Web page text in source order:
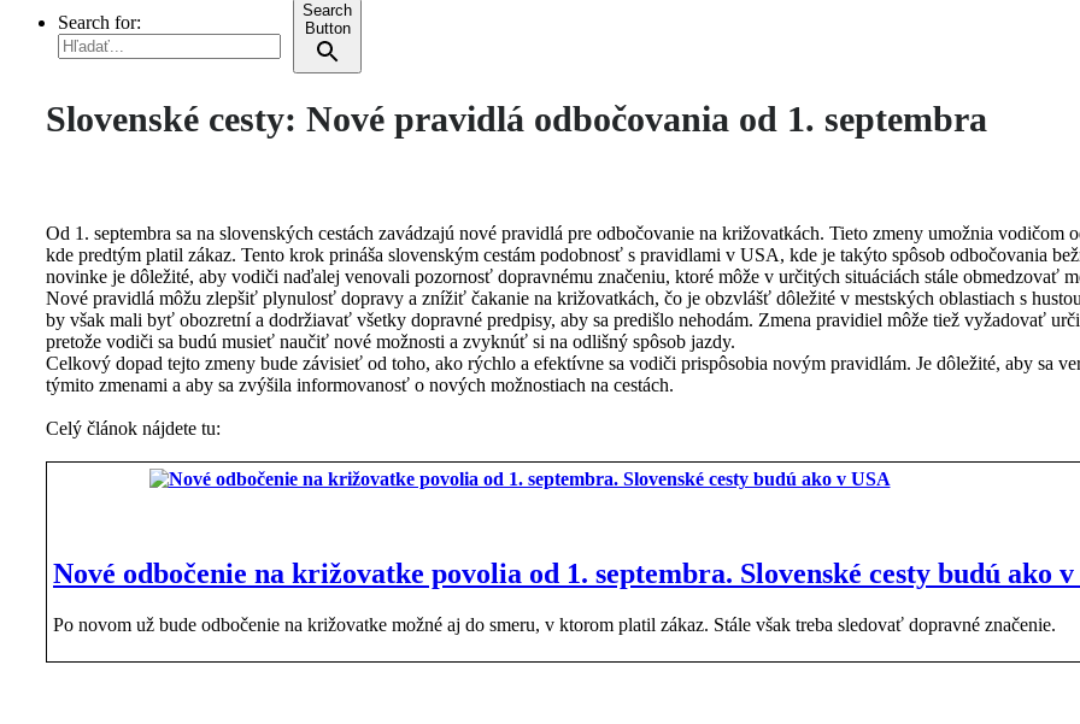
Search for:
Search
Button
Slovenské cesty: Nové pravidlá odbočovania od 1. septembra
Od 1. septembra sa na slovenských cestách zavádzajú nové pravidlá pre odbočovanie na križovatkách. Tieto zmeny umožnia vodičom
kde predtým platil zákaz. Tento krok prináša slovenským cestám podobnosť s pravidlami v USA, kde je takýto spôsob odbočovania
novinke je dôležité, aby vodiči naďalej venovali pozornosť dopravnému značeniu, ktoré môže v určitých situáciách stále obmedzovať
Nové pravidlá môžu zlepšiť plynulosť dopravy a znížiť čakanie na križovatkách, čo je obzvlášť dôležité v mestských oblastiach s
by však mali byť obozretní a dodržiavať všetky dopravné predpisy, aby sa predišlo nehodám. Zmena pravidiel môže tiež vyžadovať
pretože vodiči sa budú musieť naučiť nové možnosti a zvyknúť si na odlišný spôsob jazdy.
Celkový dopad tejto zmeny bude závisieť od toho, ako rýchlo a efektívne sa vodiči prispôsobia novým pravidlám. Je dôležité, aby sa
týmito zmenami a aby sa zvýšila informovanosť o nových možnostiach na cestách.
Celý článok nájdete tu:
Nové odbočenie na križovatke povolia od 1. septembra. Slovenské cesty budú ako
Po novom už bude odbočenie na križovatke možné aj do smeru, v ktorom platil zákaz. Stále však treba sledovať dopravné značenie.